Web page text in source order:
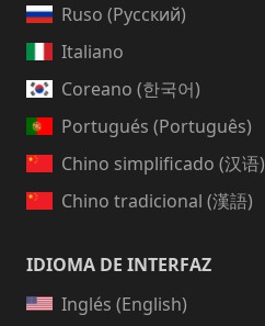
Ruso (Русский)
Italiano
Coreano (한국어)
Portugués (Português)
Chino simplificado (汉语)
Chino tradicional (漢語)
IDIOMA DE INTERFAZ
Inglés (English)